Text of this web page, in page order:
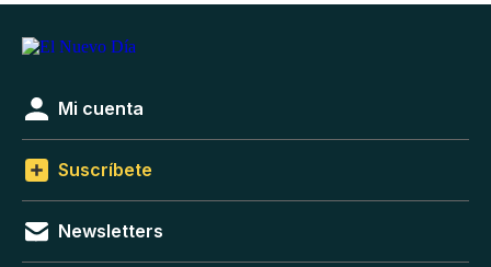
Mi cuenta
Suscríbete
Newsletters